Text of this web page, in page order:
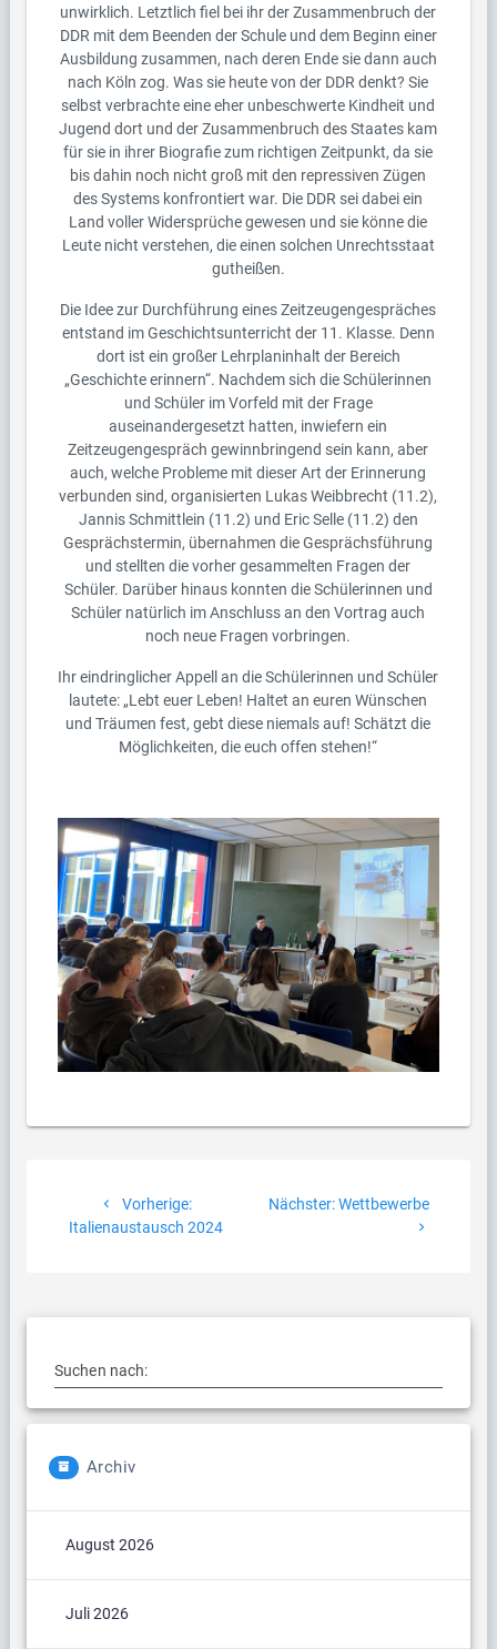
unwirklich. Letztlich fiel bei ihr der Zusammenbruch der
DDR mit dem Beenden der Schule und dem Beginn einer
Ausbildung zusammen, nach deren Ende sie dann auch
nach Köln zog. Was sie heute von der DDR denkt? Sie
selbst verbrachte eine eher unbeschwerte Kindheit und
Jugend dort und der Zusammenbruch des Staates kam
für sie in ihrer Biografie zum richtigen Zeitpunkt, da sie
bis dahin noch nicht groß mit den repressiven Zügen
des Systems konfrontiert war. Die DDR sei dabei ein
Land voller Widersprüche gewesen und sie könne die
Leute nicht verstehen, die einen solchen Unrechtsstaat
gutheißen.
Die Idee zur Durchführung eines Zeitzeugengespräches
entstand im Geschichtsunterricht der 11. Klasse. Denn
dort ist ein großer Lehrplaninhalt der Bereich
„Geschichte erinnern“. Nachdem sich die Schülerinnen
und Schüler im Vorfeld mit der Frage
auseinandergesetzt hatten, inwiefern ein
Zeitzeugengespräch gewinnbringend sein kann, aber
auch, welche Probleme mit dieser Art der Erinnerung
verbunden sind, organisierten Lukas Weibbrecht (11.2),
Jannis Schmittlein (11.2) und Eric Selle (11.2) den
Gesprächstermin, übernahmen die Gesprächsführung
und stellten die vorher gesammelten Fragen der
Schüler. Darüber hinaus konnten die Schülerinnen und
Schüler natürlich im Anschluss an den Vortrag auch
noch neue Fragen vorbringen.
Ihr eindringlicher Appell an die Schülerinnen und Schüler
lautete: „Lebt euer Leben! Haltet an euren Wünschen
und Träumen fest, gebt diese niemals auf! Schätzt die
Möglichkeiten, die euch offen stehen!“
Vorherige:Vorheriger
Beitrag:
Italienaustausch 2024
Nächster:Nächster
Wettbewerbe
Suchen nach:
Archiv
August 2026
Juli 2026